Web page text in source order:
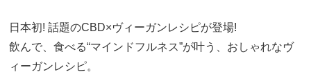
日本初! 話題のCBD×ヴィーガンレシピが登場!
飲んで、食べる“マインドフルネス”が叶う、おしゃれなヴ
ィーガンレシピ。